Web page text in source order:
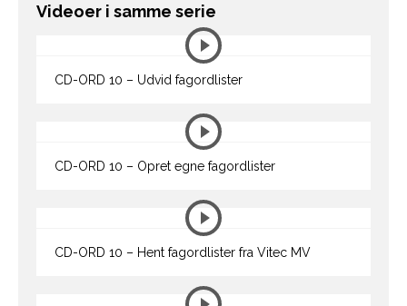
Videoer i samme serie
CD-ORD 10 – Udvid fagordlister
CD-ORD 10 – Opret egne fagordlister
CD-ORD 10 – Hent fagordlister fra Vitec MV